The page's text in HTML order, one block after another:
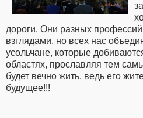
дороги. Они разных
взглядами, но всех нас
усольчане, которые
областях, прославляя тем
будет вечно жить, ведь его
будущее!!!